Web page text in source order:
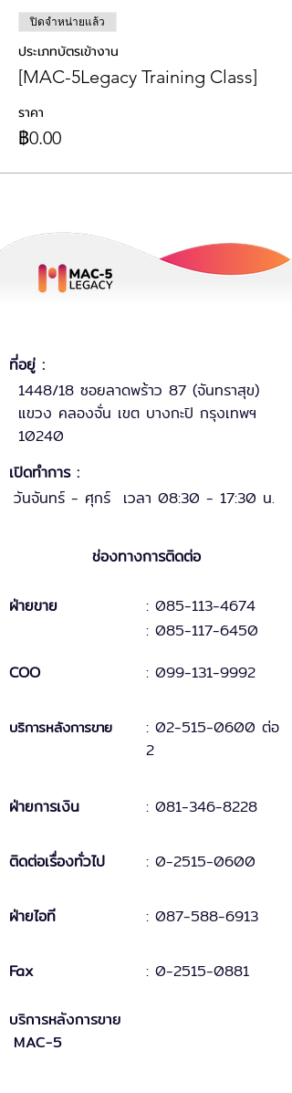
ปิดจำหน่ายแล้ว
ประเภทบัตรเข้างาน
[MAC-5Legacy Training Class]
ราคา
฿0.00
ที่อยู่ :
1448/18 ซอยลาดพร้าว 87 (จันทราสุข)
แขวง คลองจั่น เขต บางกะปิ กรุงเทพฯ
10240
เปิดทำการ :
วันจันทร์ - ศุกร์ เวลา 08:30 - 17:30 น.
ช่องทางการติดต่อ
ฝ่ายขาย
: 085-113-4674
: 085-117-6450
COO
: 099-131-9992
บริการหลังการขาย : 02-515-0600 ต่อ
2
ฝ่ายการเงิน : 081-346-8228
ติดต่อเรื่องทั่วไป : 0-2515-0600
ฝ่ายไอที : 087-588-6913
Fax : 0-2515-0881
บริการหลังการขาย
MAC-5